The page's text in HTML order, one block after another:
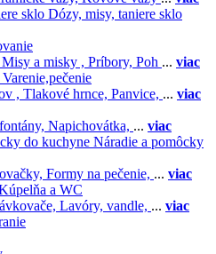
Dózy, misy, taniere sklo
Misy a misky , Príbory, Poh ... viac
Varenie,pečenie
, Tlakové hrnce, Panvice, ... viac
Napichovátka, ... viac
Náradie a pomôcky
Formy na pečenie, ... viac
a WC
Lavóry, vandle, ... viac